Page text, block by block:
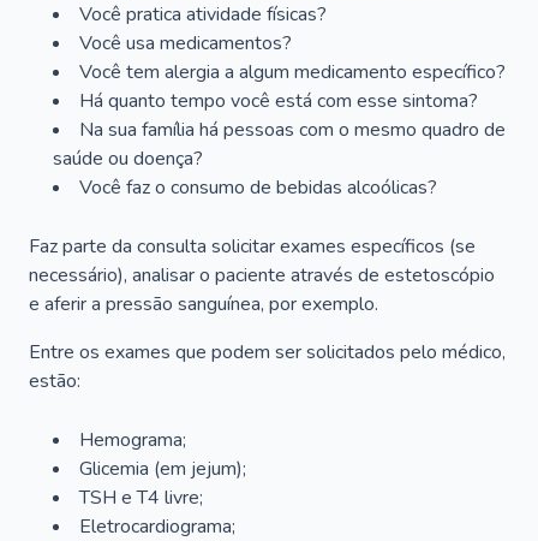
Você pratica atividade físicas?
Você usa medicamentos?
Você tem alergia a algum medicamento específico?
Há quanto tempo você está com esse sintoma?
Na sua família há pessoas com o mesmo quadro de
saúde ou doença?
Você faz o consumo de bebidas alcoólicas?
Faz parte da consulta solicitar exames específicos (se
necessário), analisar o paciente através de estetoscópio
e aferir a pressão sanguínea, por exemplo.
Entre os exames que podem ser solicitados pelo médico,
estão:
Hemograma;
Glicemia (em jejum);
TSH e T4 livre;
Eletrocardiograma;